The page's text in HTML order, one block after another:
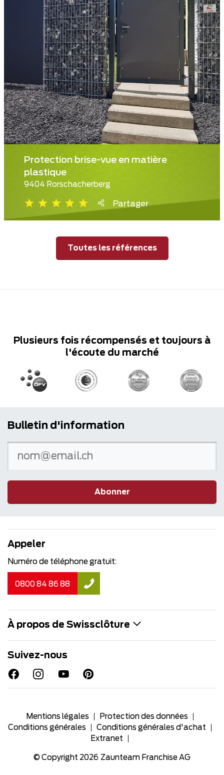
Protection brise-vue en matière
plastique
9404 Rorschacherberg
Partager
Toutes les références
Plusieurs fois récompensés et toujours à
l'écoute du marché
Bulletin d'information
Abonner
Appeler
Numéro de téléphone gratuit:
0800 84 86 88
À propos de Swissclôture
Suivez-nous
Mentions légales
Protection des données
Conditions générales
Conditions générales d'achat
Extranet
© Copyright 2026 Zaunteam Franchise AG